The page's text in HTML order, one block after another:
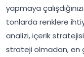
yapmaya
tonlarda renklere
analizi, içerik
strateji olmadan, en